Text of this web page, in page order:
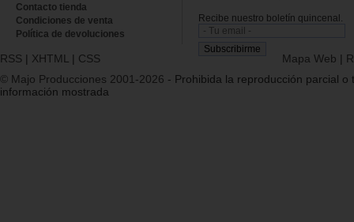
Contacto tienda
Condiciones de venta
Política de devoluciones
Recibe nuestro boletín quincenal.
RSS | XHTML | CSS Mapa Web |
© Majo Producciones 2001-2026 - Prohibida la reproducción parcial o
información mostrada